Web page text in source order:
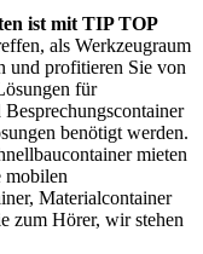
ist mit TIP TOP
als Werkzeugraum
und profitieren Sie von
für
benötigt werden.
mieten
mobilen
Materialcontainer
zum Hörer, wir stehen